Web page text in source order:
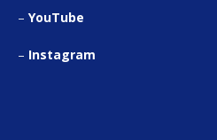
– YouTube
– Instagram